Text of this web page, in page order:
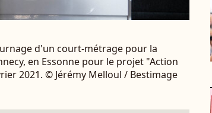
d'un court-métrage pour la
en Essonne pour le projet "Action
2021. © Jérémy Melloul / Bestimage